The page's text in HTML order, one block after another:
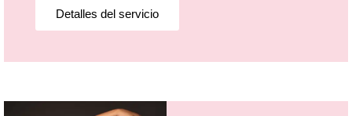
Detalles del servicio